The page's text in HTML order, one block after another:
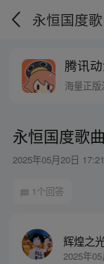
永恒国度
腾讯
海量正
永恒国度歌
2025年05月20日 17:21
1个回答
辉煌之
2025年